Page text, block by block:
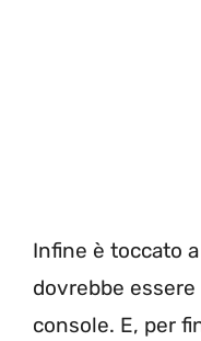
Infine è toccato a
dovrebbe
console. E, per